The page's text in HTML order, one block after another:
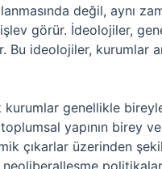
değil, aynı
görür. İdeolojiler,
Bu ideolojiler, kurumlar
genellikle
yapının birey
çıkarlar üzerinden